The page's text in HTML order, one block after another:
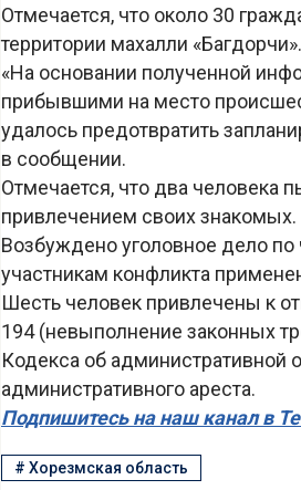
Отмечается, что около 30
территории махалли «Багдорчи».
«На основании полученной
прибывшими на место
удалось предотвратить
в сообщении.
Отмечается, что два человека
привлечением своих знакомых.
Возбуждено уголовное дело по
участникам конфликта
Шесть человек привлечены к
194 (невыполнение законных
Кодекса об административной
административного ареста.
Подпишитесь на наш канал в
# Хорезмская область